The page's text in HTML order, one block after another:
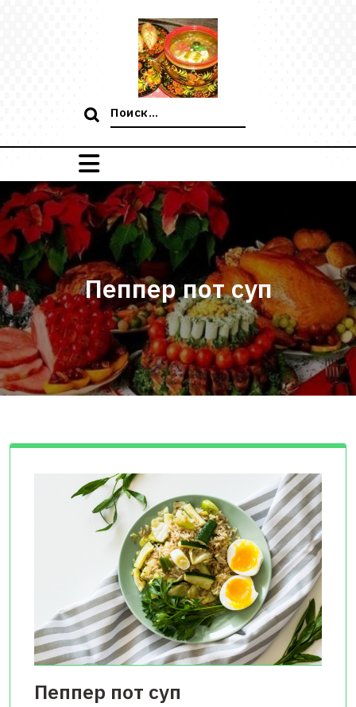
Поиск:
Пеппер пот суп
Пеппер пот суп